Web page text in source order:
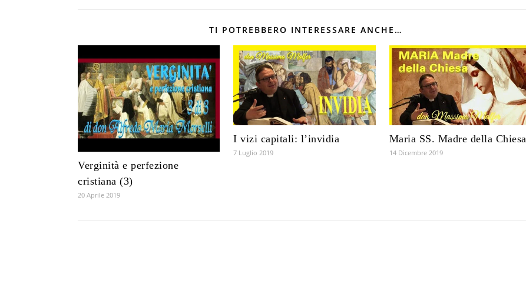
TI POTREBBERO INTERESSARE ANCHE…
Verginità e perfezione
cristiana (3)
20 Aprile 2019
I vizi capitali: l’invidia
7 Luglio 2019
Maria SS. Madre della Chiesa
14 Dicembre 2019